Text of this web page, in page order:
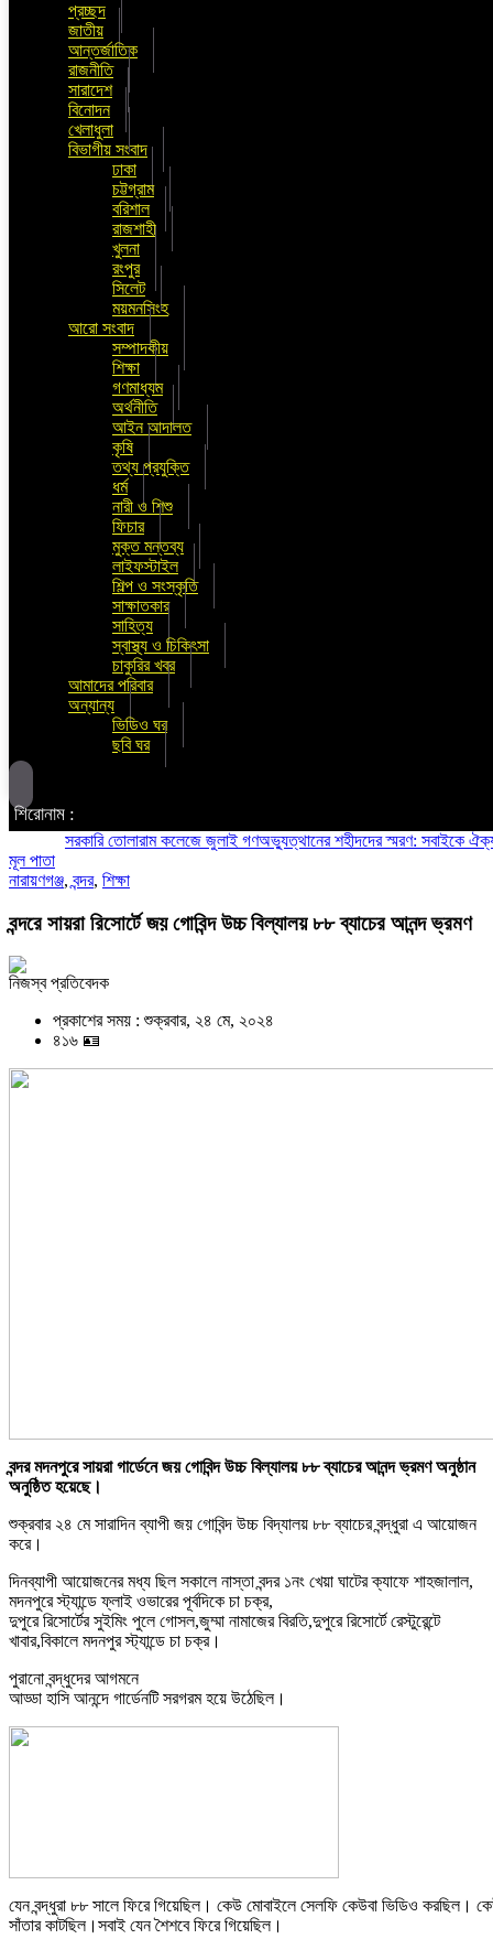
প্রচ্ছদ
জাতীয়
আন্তর্জাতিক
রাজনীতি
সারাদেশ
বিনোদন
খেলাধুলা
বিভাগীয় সংবাদ
ঢাকা
চট্টগ্রাম
বরিশাল
রাজশাহী
খুলনা
রংপুর
সিলেট
ময়মনসিংহ
আরো সংবাদ
সম্পাদকীয়
শিক্ষা
গণমাধ্যম
অর্থনীতি
আইন আদালত
কৃষি
তথ্য প্রযুক্তি
ধর্ম
নারী ও শিশু
ফিচার
মুক্ত মন্তব্য
লাইফস্টাইল
শিল্প ও সংস্কৃতি
সাক্ষাতকার
সাহিত্য
স্বাস্থ্য ও চিকিৎসা
চাকুরির খবর
আমাদের পরিবার
অন্যান্য
ভিডিও ঘর
ছবি ঘর
শিরোনাম :
সরকারি তোলারাম কলেজে জুলাই গণঅভ্যুত্থানের শহীদদের স্মরণ: সবাইকে ঐক্যবদ্ধ
মূল পাতা
নারায়ণগঞ্জ, বন্দর, শিক্ষা
বন্দরে সায়রা রিসোর্টে জয় গোবিন্দ উচ্চ বিল্যালয় ৮৮ ব্যাচের আনন্দ ভ্রমণ
নিজস্ব প্রতিবেদক
প্রকাশের সময় : শুক্রবার, ২৪ মে, ২০২৪
৪১৬ 🪪
বন্দর মদনপুরে সায়রা গার্ডেনে জয় গোবিন্দ উচ্চ বিল্যালয় ৮৮ ব্যাচের আনন্দ ভ্রমণ অনুষ্ঠান
অনুষ্ঠিত হয়েছে।
শুক্রবার ২৪ মে সারাদিন ব্যাপী জয় গোবিন্দ উচ্চ বিদ্যালয় ৮৮ ব্যাচের বন্দ্ধুরা এ আয়োজন
করে।
দিনব্যাপী আয়োজনের মধ্য ছিল সকালে নাস্তা বন্দর ১নং খেয়া ঘাটের ক্যাফে শাহজালাল,
মদনপুরে স্ট্যান্ডে ফ্লাই ওভারের পূর্বদিকে চা চক্র,
দুপুরে রিসোর্টের সুইমিং পুলে গোসল,জুম্মা নামাজের বিরতি,দুপুরে রিসোর্টে রেস্টুরেন্টে
খাবার,বিকালে মদনপুর স্ট্যান্ডে চা চক্র।
পুরানো বন্দ্ধুদের আগমনে
আড্ডা হাসি আনন্দে গার্ডেনটি সরগরম হয়ে উঠেছিল।
যেন বন্দ্ধুরা ৮৮ সালে ফিরে গিয়েছিল। কেউ মোবাইলে সেলফি কেউবা ভিডিও করছিল।
সাঁতার কাটছিল।সবাই যেন শৈশবে ফিরে গিয়েছিল।